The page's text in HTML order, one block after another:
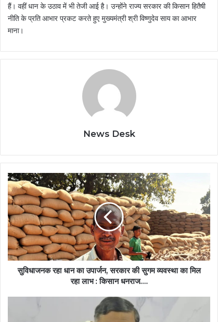
हैं। वहीं धान के उठाव में भी तेजी आई है। उन्होंने राज्य सरकार की किसान हितैषी
नीति के प्रति आभार प्रकट करते हुए मुख्यमंत्री श्री विष्णुदेव साय का आभार
माना।
News Desk
सुविधाजनक
रहा
धान
का
उपार्जन,
सरकार
की
सुगम
व्यवस्था
सुविधाजनक रहा धान का उपार्जन, सरकार की सुगम व्यवस्था का मिल
रहा लाभ : किसान धनराज….